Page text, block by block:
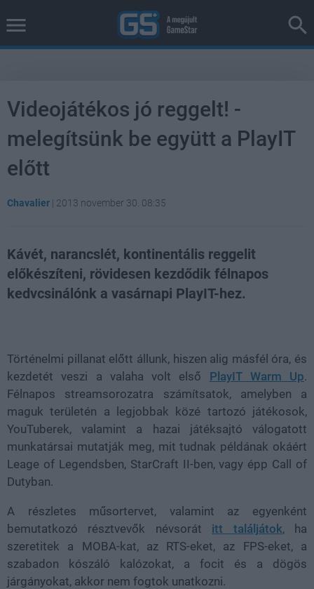
Videojátékos jó reggelt! -
melegítsünk be együtt a PlayIT
előtt
Chavalier | 2013 november 30. 08:35
Kávét, narancslét, kontinentális reggelit
előkészíteni, rövidesen kezdődik félnapos
kedvcsinálónk a vasárnapi PlayIT-hez.
Történelmi pillanat előtt állunk, hiszen alig másfél óra, és
kezdetét veszi a valaha volt első PlayIT Warm Up.
Félnapos streamsorozatra számítsatok, amelyben a
maguk területén a legjobbak közé tartozó játékosok,
YouTuberek, valamint a hazai játéksajtó válogatott
munkatársai mutatják meg, mit tudnak példának okáért
Leage of Legendsben, StarCraft II-ben, vagy épp Call of
Dutyban.
A részletes műsortervet, valamint az egyenként
bemutatkozó résztvevők névsorát itt találjátok, ha
szeretitek a MOBA-kat, az RTS-eket, az FPS-eket, a
szabadon kószáló kalózokat, a focit és a dögös
járgányokat, akkor nem fogtok unatkozni.